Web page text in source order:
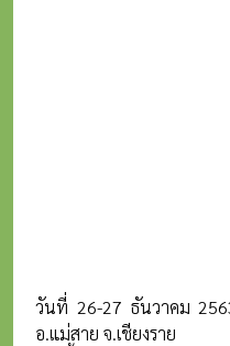
วันที่ 26-27 ธันวาคม
อ.แม่สาย จ.เชียงราย